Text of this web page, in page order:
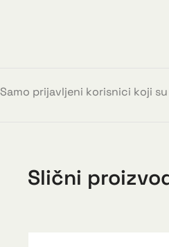
Samo prijavljeni korisnici koji
Slični